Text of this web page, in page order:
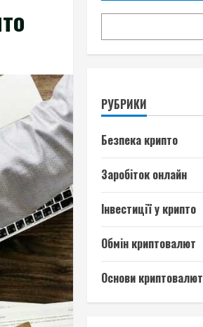
РУБРИКИ
Безпека крипто
Заробіток онлайн
Інвестиції у крипто
Обмін криптовалют
Основи криптовалют